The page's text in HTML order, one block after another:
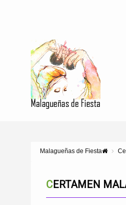
Malagueñas de Fiesta
CERTAMEN